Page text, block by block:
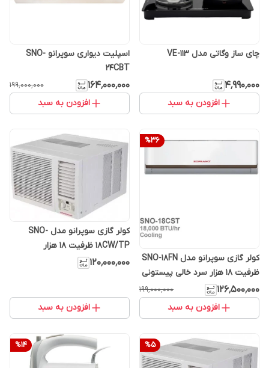
چای ساز وگاتی مدل VE-113
۴٬۹۹۰٬۰۰۰
افزودن به سبد
اسپلیت دیواری سوپرانو SNO-
24CBT
۱۶۴٬۰۰۰٬۰۰۰ ۱۹۹٬۰۰۰٬۰۰۰
افزودن به سبد
%36
کولر گازی سوپرانو مدل SNO-18FN
ظرفیت ۱۸ هزار سرد خالی پیستونی
T3
۱۲۶٬۵۰۰٬۰۰۰ ۱۹۹٬۰۰۰٬۰۰۰
افزودن به سبد
کولر گازی سوپرانو مدل SNO-
18CW/TP ظرفیت ۱۸ هزار
۱۲۰٬۰۰۰٬۰۰۰
افزودن به سبد
%5
%14